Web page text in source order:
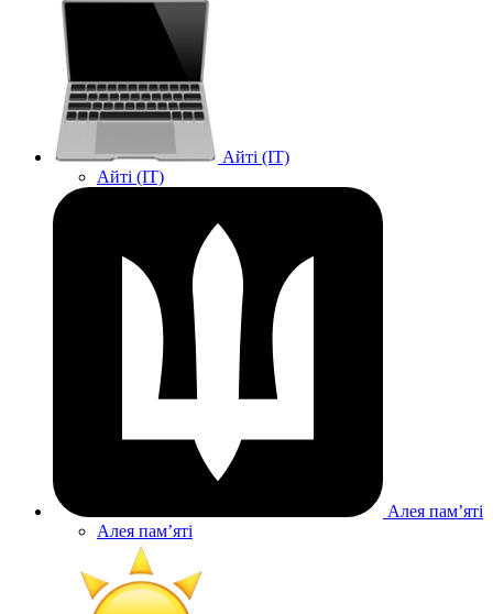
Айті (IT)
Айті (IT)
Алея памʼяті
Алея памʼяті